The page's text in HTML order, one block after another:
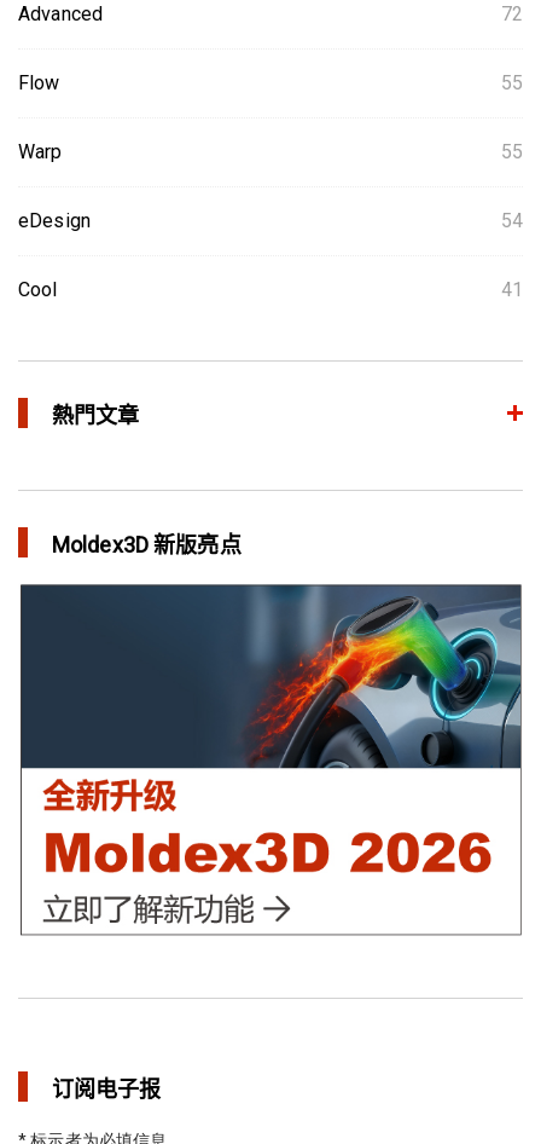
Advanced 72
Flow 55
Warp 55
eDesign 54
Cool 41
熱門文章
Moldex3D 新版亮点
订阅电子报
* 标示者为必填信息